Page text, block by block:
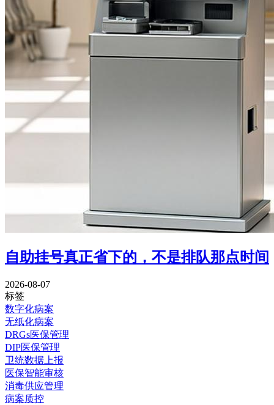
自助挂号真正省下的，不是排队那点时间
2026-08-07
标签
数字化病案
无纸化病案
DRGs医保管理
DIP医保管理
卫统数据上报
医保智能审核
消毒供应管理
病案质控